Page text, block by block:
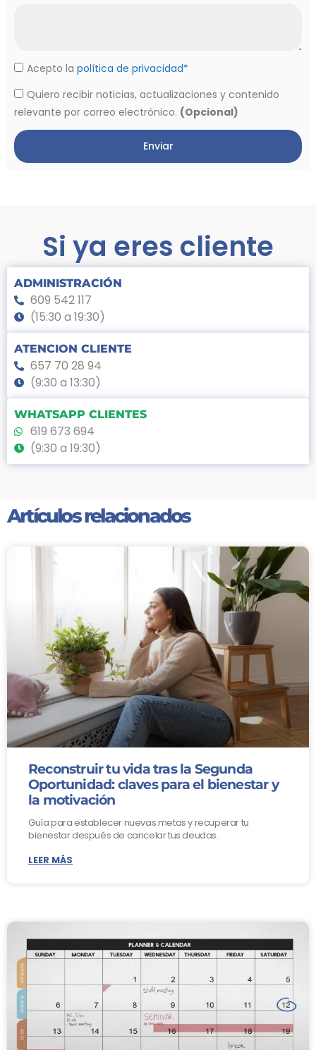
Acepto la política de privacidad*
Quiero recibir noticias, actualizaciones y contenido
relevante por correo electrónico. (Opcional)
Enviar
Si ya eres cliente
ADMINISTRACIÓN
609 542 117
(15:30 a 19:30)
ATENCION CLIENTE
657 70 28 94
(9:30 a 13:30)
WHATSAPP CLIENTES
619 673 694
(9:30 a 19:30)
Artículos relacionados
Reconstruir tu vida tras la Segunda
Oportunidad: claves para el bienestar y
la motivación
Guía para establecer nuevas metas y recuperar tu
bienestar después de cancelar tus deudas.
LEER MÁS